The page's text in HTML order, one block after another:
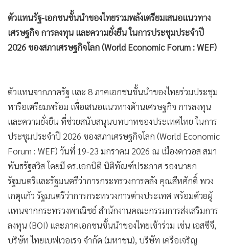
• จีน
• ชุมชน-คุณภาพชีวิต
• อาชญากรรม
• วิทยาศาสตร์
• SMEs
• หุ้น
• อินโดจีน
• กองทุนรวม
• Celeb Online
• Factcheck
ญี่ปุ่น
News1
Gotomanager
ตัวแทนรัฐ-เอกชนชั้นนำของไทยรวมพลังเตรียมเสนอแนวทาง
เศรษฐกิจ การลงทุน และความยั่งยืน ในการประชุมประจำปี
2026 ของสภาเศรษฐกิจโลก (World Economic Forum : WEF)
ตัวแทนจากภาครัฐ และ 8 ภาคเอกชนชั้นนำของไทยร่วมประชุม
หารือเตรียมพร้อม เพื่อเสนอแนวทางด้านเศรษฐกิจ การลงทุน
และความยั่งยืน ที่ช่วยสนับสนุนบทบาทของประเทศไทย ในการ
ประชุมประจำปี 2026 ของสภาเศรษฐกิจโลก (World Economic
Forum : WEF) วันที่ 19-23 มกราคม 2026 ณ เมืองดาวอส สมา
พันธรัฐสวิส โดยมี ดร.เอกนิติ นิติทัณฑ์ประภาศ รองนายก
รัฐมนตรีและรัฐมนตรีว่าการกระทรวงการคลัง คุณสีหศักดิ์ พวง
เกตุแก้ว รัฐมนตรีว่าการกระทรวงการต่างประเทศ พร้อมด้วยผู้
แทนจากกระทรวงพาณิชย์ สำนักงานคณะกรรมการส่งเสริมการ
ลงทุน (BOI) และภาคเอกชนชั้นนำของไทยเข้าร่วม เช่น เอสซีจี,
บริษัท ไทยเบฟเวอเรจ จำกัด (มหาชน), บริษัท เครือเจริญ